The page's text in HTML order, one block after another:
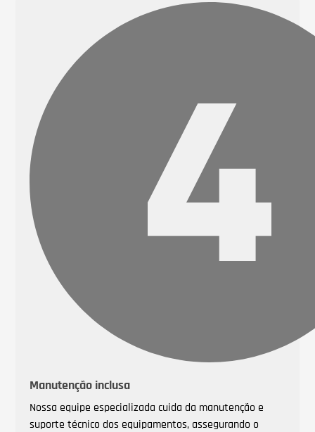
Manutenção inclusa
Nossa equipe especializada cuida da manutenção e
suporte técnico dos equipamentos, assegurando o